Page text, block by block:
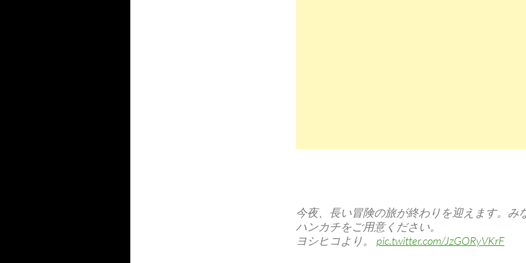
今夜、長い冒険の旅が終わりを迎えます。み
ハンカチをご用意ください。
ヨシヒコより。 pic.twitter.com/JzGORyVKrF